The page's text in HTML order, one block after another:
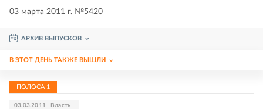
03 марта 2011 г. №5420
АРХИВ ВЫПУСКОВ
В ЭТОТ ДЕНЬ ТАКЖЕ ВЫШЛИ
ПОЛОСА 1
03.03.2011 Власть